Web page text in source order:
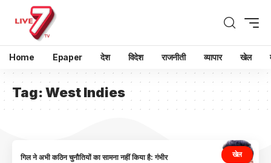
Home Epaper देश विदेश राजनीती व्यापार खेल
Tag:West Indies
खेल
गिल ने अभी कठिन चुनौतियों का सामना नहीं किया है: गंभीर